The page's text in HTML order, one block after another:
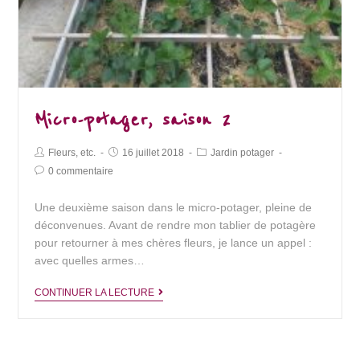
Micro-potager, saison 2
Post
Author:
Fleurs, etc.
Post16 juillet 2018
PostJardin potager
Post0 commentaire
Une deuxième saison dans le micro-potager, pleine de
déconvenues. Avant de rendre mon tablier de potagère
pour retourner à mes chères fleurs, je lance un appel :
avec quelles armes…
CONTINUER LA LECTURE
Micro-